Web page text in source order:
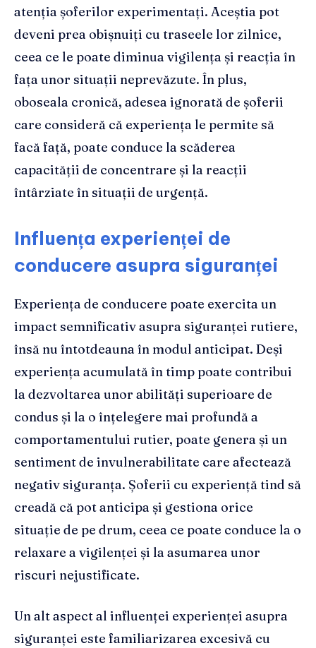
atenția șoferilor experimentați. Aceștia pot
deveni prea obișnuiți cu traseele lor zilnice,
ceea ce le poate diminua vigilența și reacția în
fața unor situații neprevăzute. În plus,
oboseala cronică, adesea ignorată de șoferii
care consideră că experiența le permite să
facă față, poate conduce la scăderea
capacității de concentrare și la reacții
întârziate în situații de urgență.
Influența experienței de
conducere asupra siguranței
Experiența de conducere poate exercita un
impact semnificativ asupra siguranței rutiere,
însă nu întotdeauna în modul anticipat. Deși
experiența acumulată în timp poate contribui
la dezvoltarea unor abilități superioare de
condus și la o înțelegere mai profundă a
comportamentului rutier, poate genera și un
sentiment de invulnerabilitate care afectează
negativ siguranța. Șoferii cu experiență tind să
creadă că pot anticipa și gestiona orice
situație de pe drum, ceea ce poate conduce la o
relaxare a vigilenței și la asumarea unor
riscuri nejustificate.
Un alt aspect al influenței experienței asupra
siguranței este familiarizarea excesivă cu